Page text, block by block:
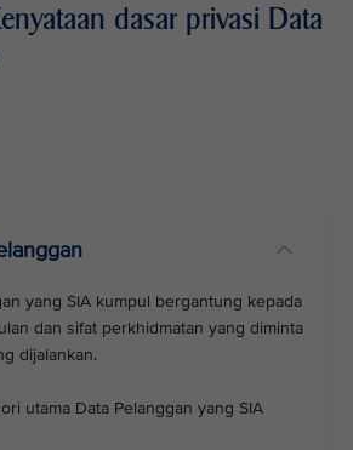
dasar privasi Data
yang SIA kumpul bergantung kepada
dan sifat perkhidmatan yang diminta
dijalankan.
utama Data Pelanggan yang SIA